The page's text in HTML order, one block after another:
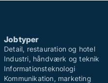
Jobtyper
Detail, restauration og hotel
Industri, håndværk og teknik
Informationsteknologi
Kommunikation, marketing